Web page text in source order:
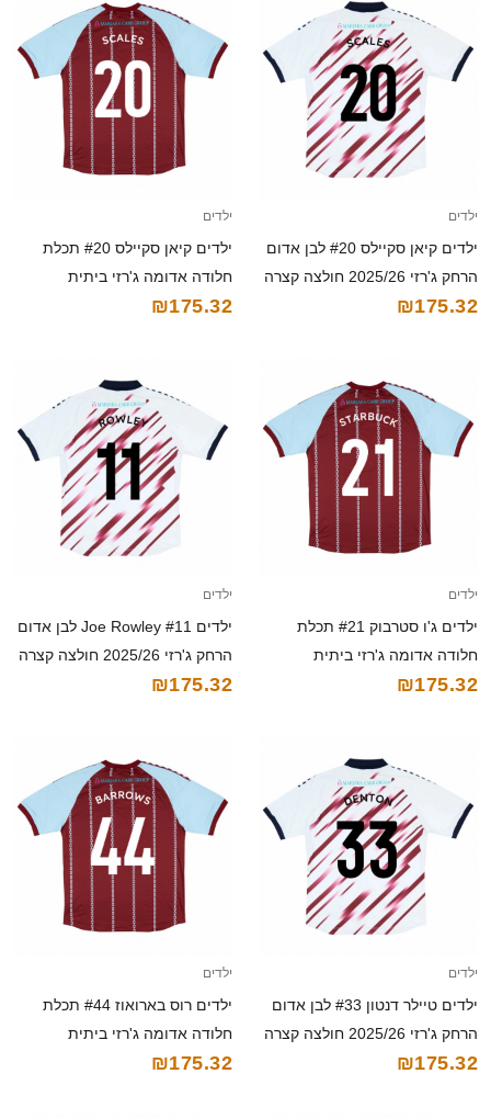
ילדים
ילדים קיאן סקיילס #20 לבן אדום
הרחק ג'רזי 2025/26 חולצה קצרה
₪175.32
ילדים
ילדים קיאן סקיילס #20 תכלת
חלודה אדומה ג'רזי ביתית
2025/26 חולצה קצרה
₪175.32
ילדים
ילדים ג'ו סטרבוק #21 תכלת
חלודה אדומה ג'רזי ביתית
2025/26 חולצה קצרה
₪175.32
ילדים
ילדים Joe Rowley #11 לבן אדום
הרחק ג'רזי 2025/26 חולצה קצרה
₪175.32
ילדים
ילדים טיילר דנטון #33 לבן אדום
הרחק ג'רזי 2025/26 חולצה קצרה
₪175.32
ילדים
ילדים רוס בארואוז #44 תכלת
חלודה אדומה ג'רזי ביתית
2025/26 חולצה קצרה
₪175.32